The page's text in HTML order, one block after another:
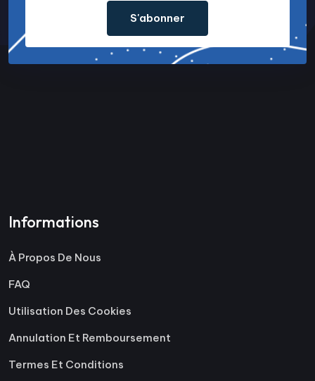
S'abonner
Informations
À Propos De Nous
FAQ
Utilisation Des Cookies
Annulation Et Remboursement
Termes Et Conditions